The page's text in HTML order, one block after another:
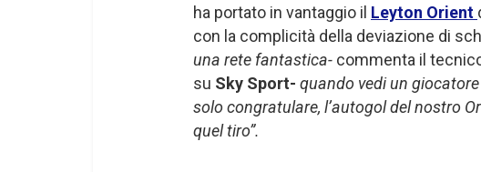
ha portato in vantaggio il Leyton Orient
con la complicità della deviazione di
una rete fantastica- commenta il
su Sky Sport- quando vedi un
solo congratulare, l’autogol del nostro
quel tiro”.